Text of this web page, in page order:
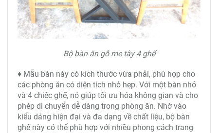
Bộ bàn ăn gỗ me tây 4 ghế
♦ Mẫu bàn này có kích thước vừa phải, phù hợp cho
các phòng ăn có diện tích nhỏ hẹp. Với một bàn nhỏ
và 4 chiếc ghế, nó giúp tối ưu hóa không gian và cho
phép di chuyển dễ dàng trong phòng ăn. Nhờ vào
kiểu dáng hiện đại và đa dạng về chất liệu, bộ bàn
ghế này có thể phù hợp với nhiều phong cách trang